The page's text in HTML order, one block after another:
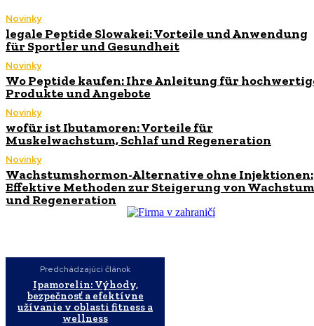
Novinky
legale Peptide Slowakei: Vorteile und Anwendung
für Sportler und Gesundheit
Novinky
Wo Peptide kaufen: Ihre Anleitung für
Produkte und Angebote
Novinky
wofür ist Ibutamoren: Vorteile für
Muskelwachstum, Schlaf und Regeneration
Novinky
Wachstumshormon-Alternative ohne Injektionen:
Effektive Methoden zur Steigerung von Wachstum
und Regeneration
Predchádzajúci článok
Ipamorelin: Výhody,
bezpečnosť a efektívne
užívanie v oblasti fitness a
wellness